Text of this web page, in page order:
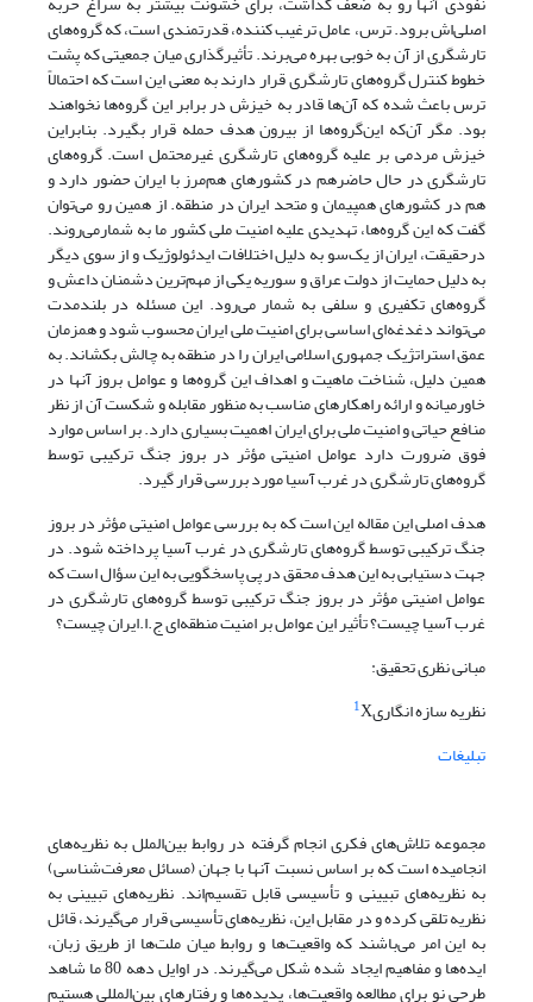
اصلی‌اش برود. ترس، عامل ترغیب کننده، قدرتمندی است، که گروه‌های
تارشگری از آن به خوبی بهره می‌برند. تأثیرگذاری میان جمعیتی که پشت
خطوط کنترل گروه‌های تارشگری قرار دارند به معنی این است که احتمالاً
ترس باعث شده که آن‌ها قادر به خیزش در برابر این گروه‌ها نخواهند
بود. مگر آن‌که این‌گروه‌ها از بیرون هدف حمله قرار بگیرد. بنابراین
خیزش مردمی بر علیه گروه‌های تارشگری غیرمحتمل است. گروه‌های
تارشگری در حال حاضرهم در کشورهای هم‌مرز با ایران حضور دارد و
هم در کشورهای همپیمان و متحد ایران در منطقه. از همین رو می‌توان
گفت که این گروه‌ها، تهدیدی علیه امنیت ملی کشور ما به شمارمی‌روند.
درحقیقت، ایران از یک‌سو به دلیل اختلافات ایدئولوژیک و از سوی دیگر
به دلیل حمایت از دولت عراق و سوریه یکی از مهم‌ترین دشمنان داعش و
گروه‌های تکفیری و سلفی به شمار می‌رود. این مسئله در بلندمدت
می‌تواند دغدغه‌ای اساسی برای امنیت ملی ایران محسوب شود و همزمان
عمق استراتژیک جمهوری اسلامی ایران را در منطقه به چالش بکشاند. به
همین دلیل، شناخت ماهیت و اهداف این گروه‌ها و عوامل بروز آنها در
خاورمیانه و ارائه راهکارهای مناسب به منظور مقابله و شکست آن از نظر
منافع حیاتی و امنیت ملی برای ایران اهمیت بسیاری دارد. بر اساس موارد
فوق ضرورت دارد عوامل امنیتی مؤثر در بروز جنگ ترکیبی توسط
گروه‌های تارشگری در غرب آسیا مورد بررسی قرار گیرد.
هدف اصلی این مقاله این است که به بررسی عوامل امنیتی مؤثر در بروز
جنگ ترکیبی توسط گروه‌های تارشگری در غرب آسیا پرداخته شود. در
جهت دستیابی به این هدف محقق در پی پاسخگویی به این سؤال است که
عوامل امنیتی مؤثر در بروز جنگ ترکیبی توسط گروه‌های تارشگری در
غرب آسیا چیست؟ تأثیر این عوامل بر امنیت منطقه‌ای ج.ا.ایران چیست؟
مبانی نظری تحقیق:
نظریه سازه انگاری 1X
تبلیغات
مجموعه تلاش‌های فکری انجام گرفته در روابط بین‌الملل به نظریه‌های
انجامیده است که بر اساس نسبت آنها با جهان (مسائل معرفت‌شناسی)
به نظریه‌های تبیینی و تأسیسی قابل تقسیم‌اند. نظریه‌های تبیینی به
نظریه تلقی کرده و در مقابل این، نظریه‌های تأسیسی قرار می‌گیرند، قائل
به این امر می‌باشند که واقعیت‌ها و روابط میان ملت‌ها از طریق زبان،
ایده‌ها و مفاهیم ایجاد شده شکل می‌گیرند. در اوایل دهه 80 ما شاهد
طرحی نو برای مطالعه واقعیت‌ها، پدیده‌ها و رفتارهای بین‌المللی هستیم